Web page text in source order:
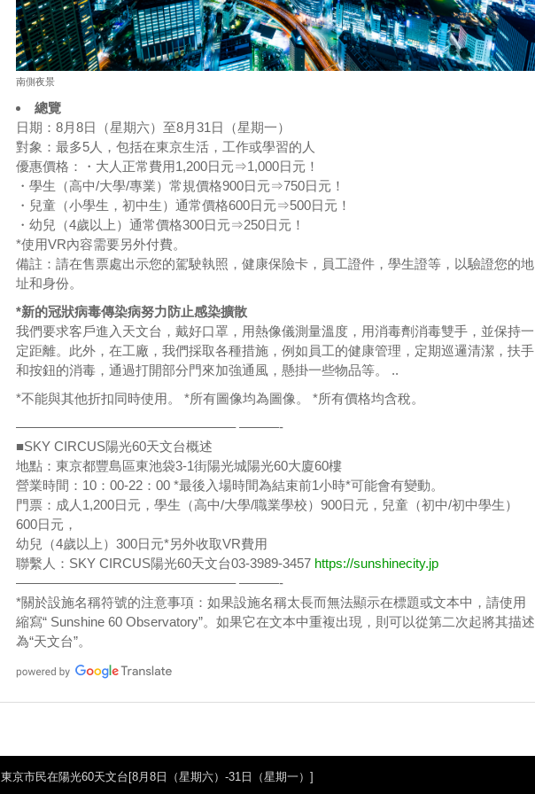
南側夜景
總覽
日期：8月8日（星期六）至8月31日（星期一）
對象：最多5人，包括在東京生活，工作或學習的人
優惠價格：・大人正常費用1,200日元⇒1,000日元！
・學生（高中/大學/專業）常規價格900日元⇒750日元！
・兒童（小學生，初中生）通常價格600日元⇒500日元！
・幼兒（4歲以上）通常價格300日元⇒250日元！
*使用VR內容需要另外付費。
備註：請在售票處出示您的駕駛執照，健康保險卡，員工證件，學生證等，以驗證您的地
址和身份。
*新的冠狀病毒傳染病努力防止感染擴散
我們要求客戶進入天文台，戴好口罩，用熱像儀測量溫度，用消毒劑消毒雙手，並保持一
定距離。此外，在工廠，我們採取各種措施，例如員工的健康管理，定期巡邏清潔，扶手
和按鈕的消毒，通過打開部分門來加強通風，懸掛一些物品等。 ..
*不能與其他折扣同時使用。 *所有圖像均為圖像。 *所有價格均含稅。
————————————————– ———-
■SKY CIRCUS陽光60天文台概述
地點：東京都豐島區東池袋3-1街陽光城陽光60大廈60樓
營業時間：10：00-22：00 *最後入場時間為結束前1小時*可能會有變動。
門票：成人1,200日元，學生（高中/大學/職業學校）900日元，兒童（初中/初中學生）
600日元，
幼兒（4歲以上）300日元*另外收取VR費用
聯繫人：SKY CIRCUS陽光60天文台03-3989-3457 https://sunshinecity.jp
————————————————– ———-
*關於設施名稱符號的注意事項：如果設施名稱太長而無法顯示在標題或文本中，請使用
縮寫“ Sunshine 60 Observatory”。如果它在文本中重複出現，則可以從第二次起將其描述
為“天文台”。
東京市民在陽光60天文台[8月8日（星期六）-31日（星期一）]